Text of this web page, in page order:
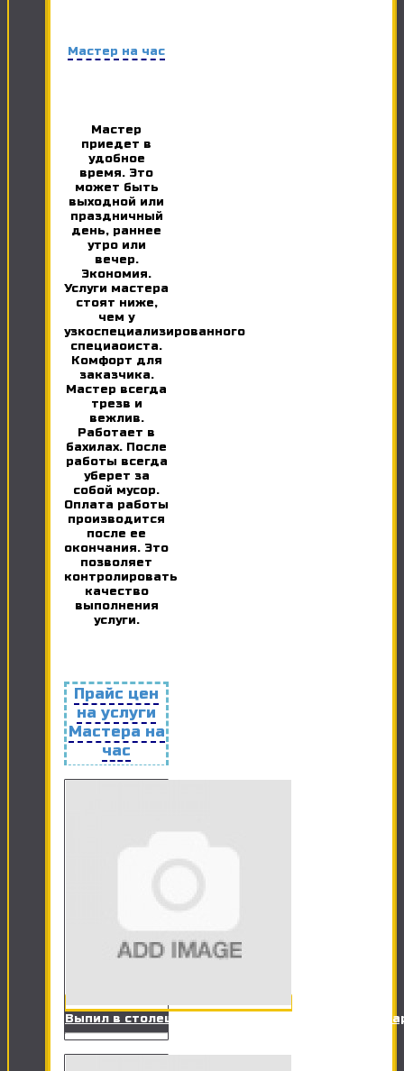
Мастер на час
Мастер
приедет в
удобное
время. Это
может быть
выходной или
праздничный
день, раннее
утро или
вечер.
Экономия.
Услуги мастера
стоят ниже,
чем у
узкоспециализированного
специаоиста.
Комфорт для
заказчика.
Мастер всегда
трезв и
вежлив.
Работает в
бахилах. После
работы всегда
уберет за
собой мусор.
Оплата работы
производится
после ее
окончания. Это
позволяет
контролировать
качество
выполнения
услуги.
Прайс цен
на услуги
Мастера на
час
Выпил в столешницах ДСП под оборудование